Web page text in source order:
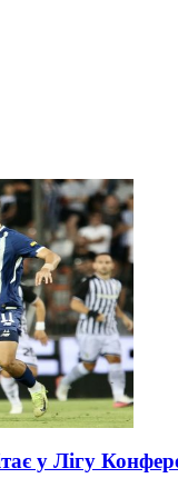
у Лігу